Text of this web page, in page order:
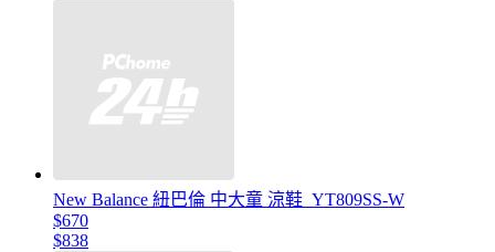
New Balance 紐巴倫 中大童 涼鞋_YT809SS-W
$670
$838